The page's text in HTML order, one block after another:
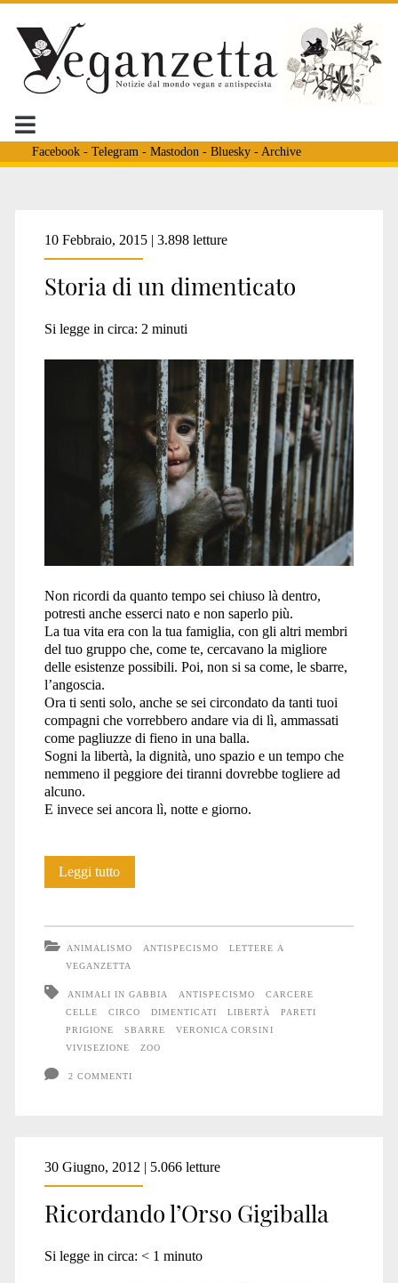
Facebook- Telegram - Mastodon - Bluesky- Archive
Tag:
<span>zoo</span>
10 Febbraio, 2015 | 3.898 letture
Storia di un dimenticato
Si legge in circa: 2 minuti
Non ricordi da quanto tempo sei chiuso là dentro,
potresti anche esserci nato e non saperlo più.
La tua vita era con la tua famiglia, con gli altri membri
del tuo gruppo che, come te, cercavano la migliore
delle esistenze possibili. Poi, non si sa come, le sbarre,
l’angoscia.
Ora ti senti solo, anche se sei circondato da tanti tuoi
compagni che vorrebbero andare via di lì, ammassati
come pagliuzze di fieno in una balla.
Sogni la libertà, la dignità, uno spazio e un tempo che
nemmeno il peggiore dei tiranni dovrebbe togliere ad
alcuno.
E invece sei ancora lì, notte e giorno.
Leggi tuttoStoria
dimenticato
ANIMALISMO ANTISPECISMO
LETTERE A
VEGANZETTA
ANIMALI IN GABBIA ANTISPECISMO
CARCERE
CELLE
CIRCO DIMENTICATI LIBERTÀ
PARETI
PRIGIONE
SBARRE
VERONICA CORSINI
VIVISEZIONE
ZOO
2 COMMENTI
30 Giugno, 2012 | 5.066 letture
Ricordando l’Orso Gigiballa
Si legge in circa: < 1 minuto